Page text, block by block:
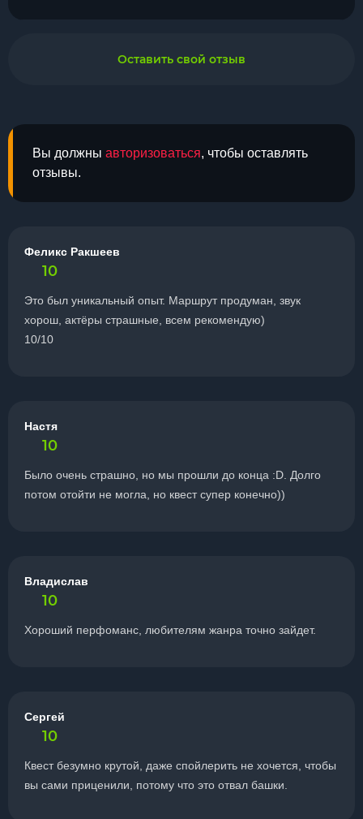
Вы должны авторизоваться, чтобы оставлять
отзывы.
Феликс Ракшеев
10
Это был уникальный опыт. Маршрут продуман, звук
хорош, актёры страшные, всем рекомендую)
10/10
Настя
10
Было очень страшно, но мы прошли до конца :D. Долго
потом отойти не могла, но квест супер конечно))
Владислав
10
Хороший перфоманс, любителям жанра точно зайдет.
Сергей
10
Квест безумно крутой, даже спойлерить не хочется, чтобы
вы сами приценили, потому что это отвал башки.
Оставить свой отзыв